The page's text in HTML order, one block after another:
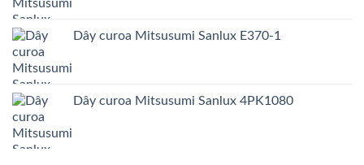
Dây curoa Mitsusumi Sanlux E370-1
Dây curoa Mitsusumi Sanlux 4PK1080